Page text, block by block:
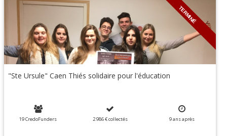
TERMINÉ
"Ste Ursule" Caen Thiés solidaire pour l'éducation
19 CredoFunders 2 986 €collectés 9ansaprès